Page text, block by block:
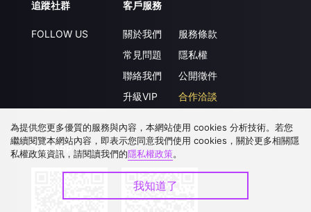
追蹤社群
FOLLOW US
客戶服務
關於我們
常見問題
聯絡我們
升級VIP
服務條款
隱私權
公開徵件
合作洽談
下載 APP
為提供您更多優質的服務與內容，本網站使用 cookies 分析技術。若您
繼續閱覽本網站內容，即表示您同意我們使用 cookies，關於更多相關隱
私權政策資訊，請閱讀我們的隱私權政策。
我知道了